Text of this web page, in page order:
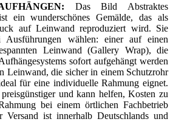
Das Bild Abstraktes
ein wunderschönes Gemälde, das als
auf Leinwand reproduziert wird. Sie
Ausführungen wählen: einer auf einen
Leinwand (Gallery Wrap), die
sofort aufgehängt werden
Leinwand, die sicher in einem Schutzrohr
für eine individuelle Rahmung eignet.
und kann helfen, Kosten zu
bei einem örtlichen Fachbetrieb
Versand ist innerhalb Deutschlands und